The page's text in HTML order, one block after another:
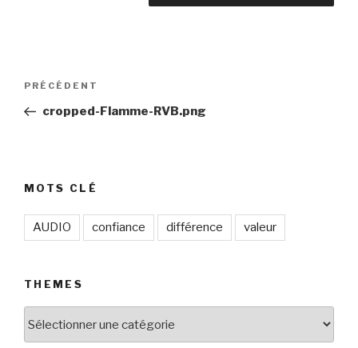
Navigation
l’article
Article
précédent
PRÉCÉDENT
cropped-Flamme-RVB.png
MOTS CLÉ
AUDIO confiance différence valeur
THEMES